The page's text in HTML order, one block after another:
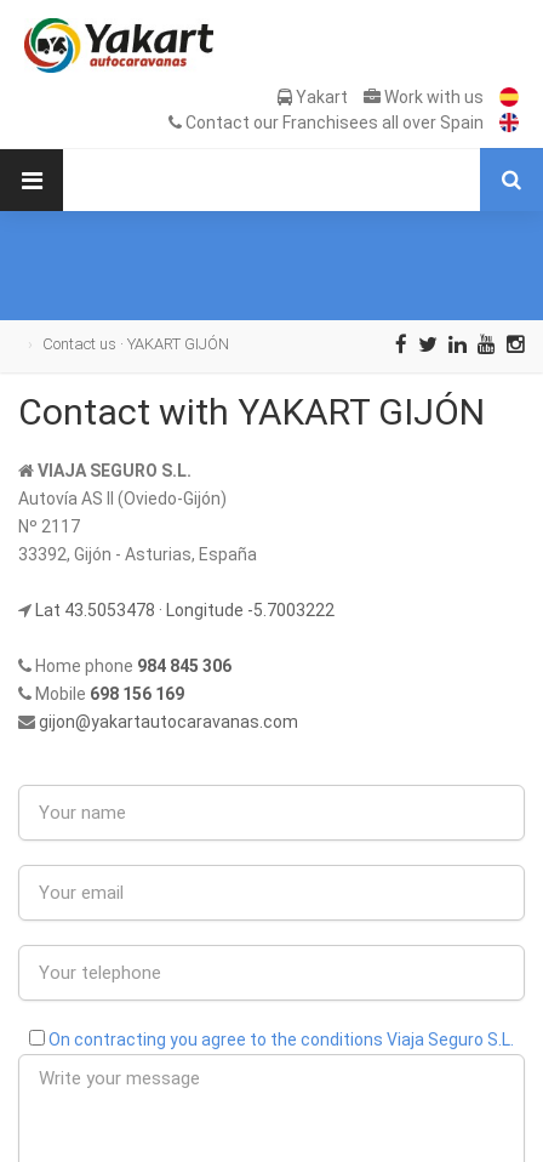
Yakart
Work with us
Contact our Franchisees all over Spain
Contact us · YAKART GIJÓN
Contact with YAKART GIJÓN
VIAJA SEGURO S.L.
Autovía AS II (Oviedo-Gijón)
Nº 2117
33392, Gijón - Asturias, España
Lat 43.5053478 · Longitude -5.7003222
Home phone 984 845 306
Mobile 698 156 169
gijon@yakartautocaravanas.com
On contracting you agree to the conditions Viaja Seguro S.L.